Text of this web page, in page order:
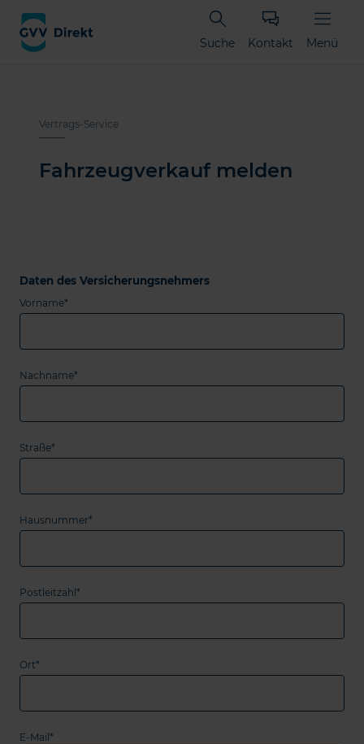
Suche Kontakt Menü
Vertrags-Service
Fahrzeugverkauf melden
Daten des Versicherungsnehmers
Vorname*
Nachname*
Straße*
Hausnummer*
Postleitzahl*
Ort*
E-Mail*